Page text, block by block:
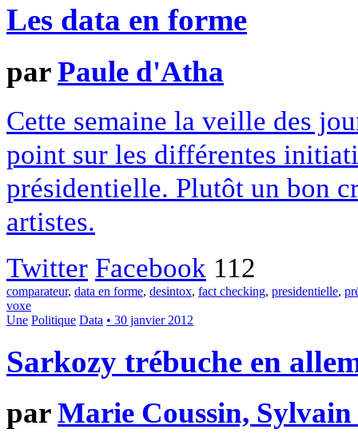
Les data en forme
parPaule d'Atha
Cette semaine la veille des
point sur les différentes
présidentielle. Plutôt un bon
artistes.
Twitter Facebook 112
comparateur, data en forme, desintox, fact checking, presidentielle,
voxe
Une Politique Data • 30 janvier 2012
Sarkozy trébuche en
parMarie Coussin,